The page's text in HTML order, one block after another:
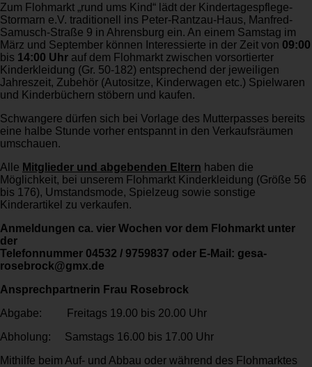
Zum Flohmarkt „rund ums Kind“ lädt der Kindertagespflege-
Stormarn e.V. traditionell ins Peter-Rantzau-Haus, Manfred-
Samusch-Straße 9 in Ahrensburg ein. An einem Samstag im
März und September können Interessierte in der Zeit von 09:00
bis 14:00 Uhr auf dem Flohmarkt zwischen vorsortierter
Kinderkleidung (Gr. 50-182) entsprechend der jeweiligen
Jahreszeit, Zubehör (Autositze, Kinderwagen etc.) Spielwaren
und Kinderbüchern stöbern und kaufen.
Schwangere dürfen sich bei Vorlage des Mutterpasses bereits
eine halbe Stunde vorher entspannt in den Verkaufsräumen
umschauen.
Alle Mitglieder und abgebenden Eltern haben die
Möglichkeit, bei unserem Flohmarkt Kinderkleidung (Größe 56
bis 176), Umstandsmode, Spielzeug sowie sonstige
Kinderartikel zu verkaufen.
Anmeldungen ca. vier Wochen vor dem Flohmarkt unter
der
Telefonnummer 04532 / 9759837 oder E-Mail: gesa-
rosebrock@gmx.de
Ansprechpartnerin Frau Rosebrock
Abgabe: Freitags 19.00 bis 20.00 Uhr
Abholung: Samstags 16.00 bis 17.00 Uhr
Mithilfe beim Auf- und Abbau oder während des Flohmarktes